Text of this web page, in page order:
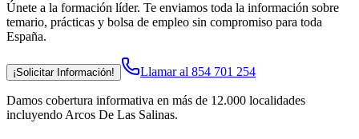
Únete a la formación líder. Te enviamos toda la información sobre
temario, prácticas y bolsa de empleo sin compromiso para toda
España.
¡Solicitar Información! Llamar al 854 701 254
Damos cobertura informativa en más de 12.000 localidades
incluyendo Arcos De Las Salinas.